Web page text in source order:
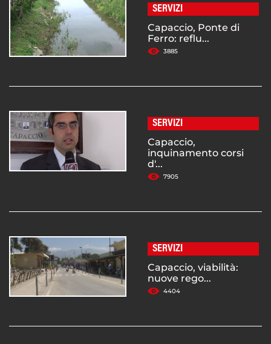
SERVIZI
Capaccio, Ponte di
Ferro: reflu...
3885
SERVIZI
Capaccio,
inquinamento corsi
d'...
7905
SERVIZI
Capaccio, viabilità:
nuove rego...
4404